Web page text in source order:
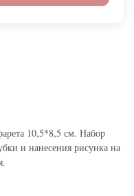
10,5*8,5 см. Набор
и нанесения рисунка на